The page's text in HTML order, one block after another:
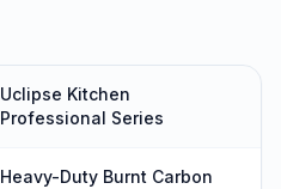
Uclipse Kitchen
Professional Series
Heavy-Duty Burnt Carbon